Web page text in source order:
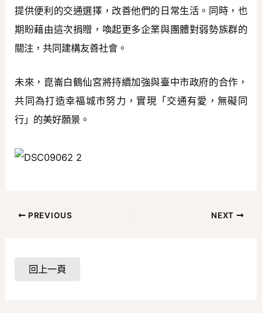
提供便利的交通選擇，改善他們的日常生活。同時，也
期盼藉由這次捐贈，喚起更多企業與團體對弱勢族群的
關注，共同建構友善社會。
未來，崑崙白鶴仙宮將持續加強與臺中市政府的合作，
共同為打造幸福城市努力，實現「交通有愛，無礙同
行」的美好願景。
PREVIOUS NEXT